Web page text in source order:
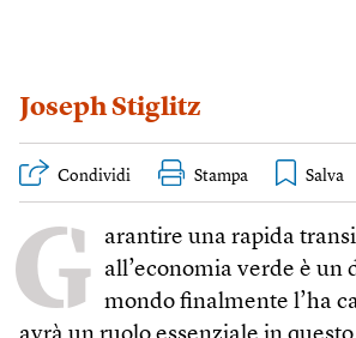
Joseph Stiglitz
Condividi Stampa
G
arantire una rapida
all’economia verde è un
mondo finalmente l’ha